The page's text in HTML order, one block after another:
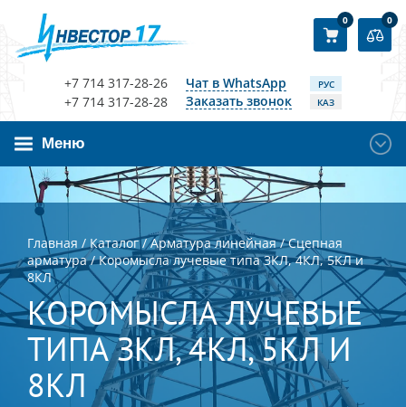
+7 714 317-28-26
+7 714 317-28-28
Чат в WhatsApp
Заказать звонок
РУС
КАЗ
0 0
Меню
Главная /Каталог/Арматура линейная/Сцепная
арматура/Коромысла лучевые типа ЗКЛ, 4КЛ, 5КЛ и
8КЛ
КОРОМЫСЛА ЛУЧЕВЫЕ
ТИПА ЗКЛ, 4КЛ, 5КЛ И
8КЛ